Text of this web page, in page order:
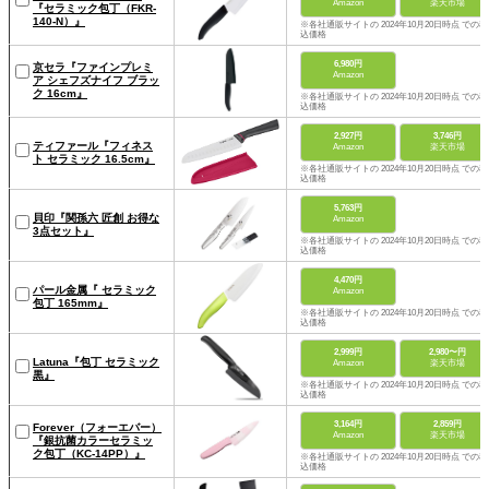
『セラミック包丁（FKR-
140-N）』
Amazon 楽天市場
※各社通販サイトの 2024年10月20日時点 での税
込価格
京セラ『ファインプレミ
ア シェフズナイフ ブラッ
ク 16cm』
6,980円
Amazon
※各社通販サイトの 2024年10月20日時点 での税
込価格
ティファール『フィネス
ト セラミック 16.5cm』
2,927円
Amazon
3,746円
楽天市場
※各社通販サイトの 2024年10月20日時点 での税
込価格
貝印『関孫六 匠創 お得な
3点セット』
5,763円
Amazon
※各社通販サイトの 2024年10月20日時点 での税
込価格
パール金属『 セラミック
包丁 165mm』
4,470円
Amazon
※各社通販サイトの 2024年10月20日時点 での税
込価格
Latuna『包丁 セラミック
黒』
2,999円
Amazon
2,980〜円
楽天市場
※各社通販サイトの 2024年10月20日時点 での税
込価格
Forever（フォーエバー）
『銀抗菌カラーセラミッ
ク包丁（KC-14PP）』
3,164円
Amazon
2,859円
楽天市場
※各社通販サイトの 2024年10月20日時点 での税
込価格